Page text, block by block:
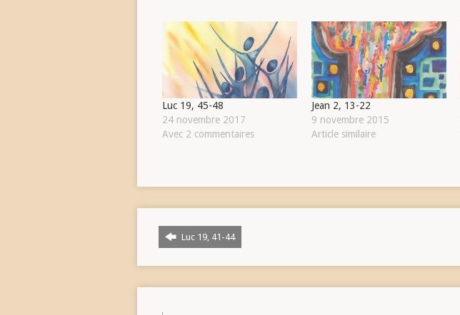
Luc 19, 45-48
24 novembre 2017
Avec 2 commentaires
Jean 2, 13-22
9 novembre 2015
Article similaire
Luc 19, 41-44